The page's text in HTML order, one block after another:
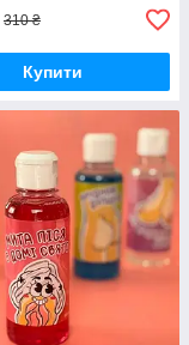
310 ₴
Купити